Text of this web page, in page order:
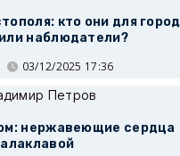
кто они для
наблюдатели?
03/12/2025 17:36
Петров
нержавеющие сердца